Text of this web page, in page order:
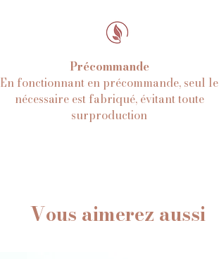
Précommande
En fonctionnant en précommande, seul le
nécessaire est fabriqué, évitant toute
surproduction
Vous aimerez aussi